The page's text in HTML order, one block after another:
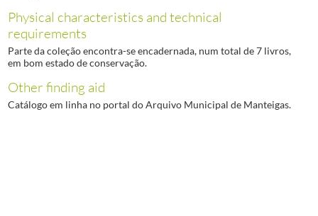
Physical characteristics and technical
requirements
Parte da coleção encontra-se encadernada, num total de 7 livros,
em bom estado de conservação.
Other finding aid
Catálogo em linha no portal do Arquivo Municipal de Manteigas.